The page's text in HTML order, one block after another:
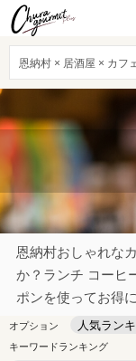
恩納村 × 居酒屋 × カフ
恩納村おしゃれな
か？ランチ コーヒ
ポンを使ってお得
オプション 人気ラン
キーワードランキング